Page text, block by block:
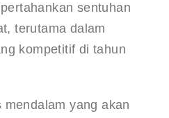
sentuhan
terutama dalam
kompetitif di tahun
yang akan